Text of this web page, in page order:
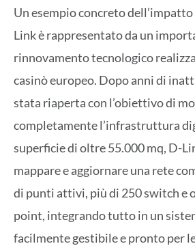
Un esempio concreto
Link è rappresentato da un
rinnovamento tecnologico
casinò europeo. Dopo anni di
stata riaperta con l’obiettivo di
completamente l’infrastruttura
superficie di oltre 55.000 mq, D-
mappare e aggiornare una rete
di punti attivi, più di 250 switch e
point, integrando tutto in un
facilmente gestibile e pronto per